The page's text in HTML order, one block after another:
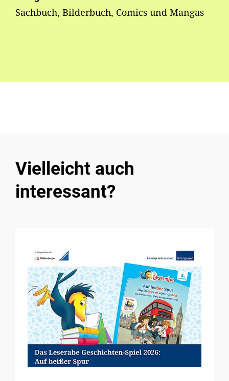
Sachbuch, Bilderbuch, Comics und Mangas
Vielleicht auch
interessant?